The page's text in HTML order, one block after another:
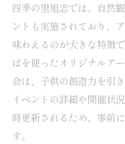
キャンプ場アー
するコツ
8月おすすめの
ト情報
夏のキャンプ場
四季の里旭志では、自然
ントも実施されており、
味わえるのが大きな特徴
ぱを使ったオリジナルア
会は、子供の創造力を引
イベントの詳細や開催状
時更新されるため、事前
す。